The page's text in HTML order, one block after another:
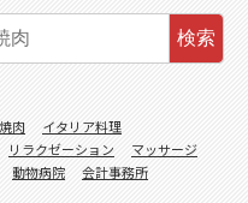
検索
焼肉
イタリア料理
リラクゼーション
マッサージ
動物病院
会計事務所